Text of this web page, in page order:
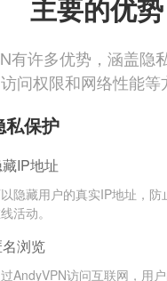
主要的优势
有许多优势，涵盖隐
访问权限和网络性能等
私保护
IP地址
隐藏用户的真实IP地址，防
活动。
浏览
AndyVPN访问互联网，用